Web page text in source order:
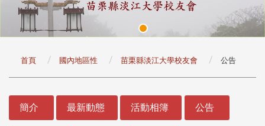
首頁 國內地區性 苗栗縣淡江大學校友會 公告
簡介 最新動態 活動相簿 公告